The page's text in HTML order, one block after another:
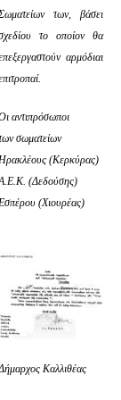
των, βάσει
το οποίον θα
αρμόδιαι
αντιπρόσωποι
σωματείων
Ηρακλέους (Κερκύρας)
(Δεδούσης)
Εσπέρου (Χιουρέας)
Καλλιθέας